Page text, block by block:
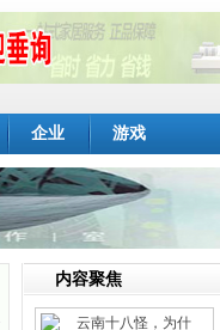
企业 游戏
内容聚焦